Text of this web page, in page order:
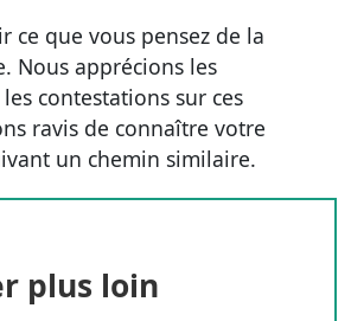
ce que vous pensez de la
Nous apprécions les
contestations sur ces
ravis de connaître votre
un chemin similaire.
plus loin